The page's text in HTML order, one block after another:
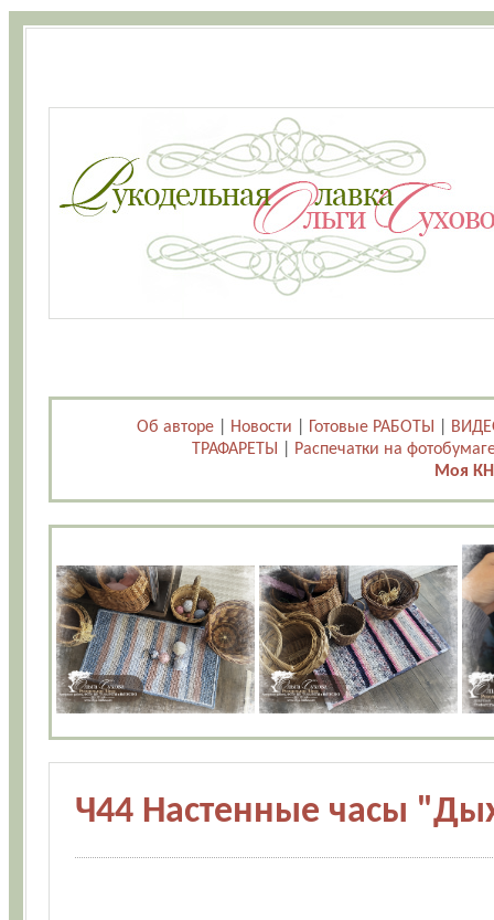
Об авторе Новости Готовые РАБОТЫ
ТРАФАРЕТЫ
Распечатки на
Моя
Ч44 Настенные часы